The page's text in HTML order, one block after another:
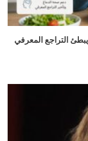
التراجع المعرفي